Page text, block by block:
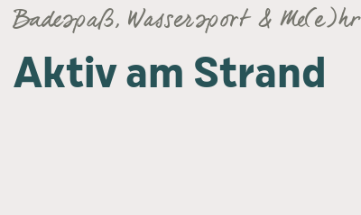
Aktiv am Strand
Badespaß, Wassersport & Me(e)hr